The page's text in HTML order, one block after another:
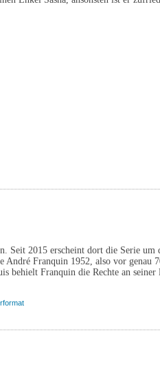
Seit 2015 erscheint dort die Serie um
André Franquin 1952, also vor genau
behielt Franquin die Rechte an seiner